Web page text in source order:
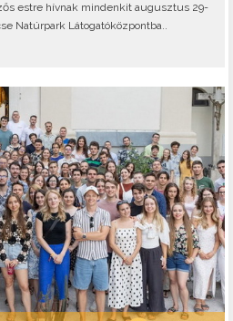
estre hívnak mindenkit augusztus 29-
Natúrpark Látogatóközpontba..